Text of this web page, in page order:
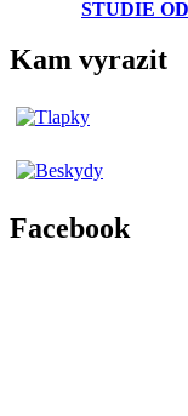
STUDIE
Kam vyrazit
Facebook